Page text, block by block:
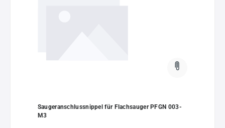
Saugeranschlussnippel für Flachsauger PFGN 003-
M3